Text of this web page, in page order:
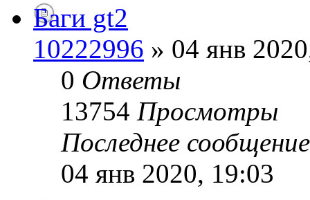
Баги gt2
10222996 » 04 янв
0 Ответы
13754 Просмотры
Последнее
04 янв 2020, 19:03